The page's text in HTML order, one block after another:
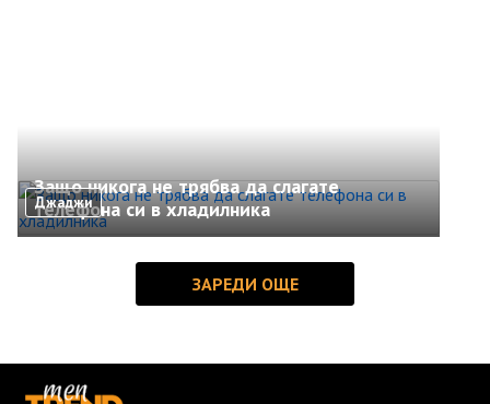
Джаджи
Защо никога не трябва да слагате
телефона си в хладилника